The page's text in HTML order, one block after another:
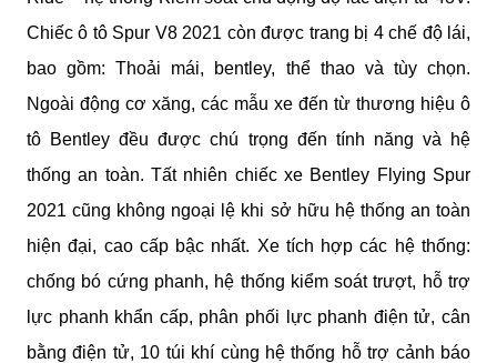
Chiếc ô tô Spur V8 2021 còn được trang bị 4 chế độ lái,
bao gồm: Thoải mái, bentley, thể thao và tùy chọn.
Ngoài động cơ xăng, các mẫu xe đến từ thương hiệu ô
tô Bentley đều được chú trọng đến tính năng và hệ
thống an toàn. Tất nhiên chiếc xe Bentley Flying Spur
2021 cũng không ngoại lệ khi sở hữu hệ thống an toàn
hiện đại, cao cấp bậc nhất. Xe tích hợp các hệ thống:
chống bó cứng phanh, hệ thống kiểm soát trượt, hỗ trợ
lực phanh khẩn cấp, phân phối lực phanh điện tử, cân
bằng điện tử, 10 túi khí cùng hệ thống hỗ trợ cảnh báo